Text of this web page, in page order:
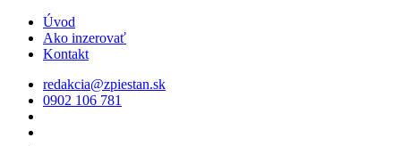
Úvod
Ako inzerovať
Kontakt
redakcia@zpiestan.sk
0902 106 781